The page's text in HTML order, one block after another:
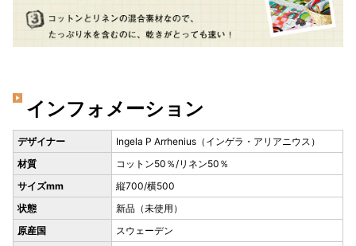
インフォメーション
デザイナー
Ingela P Arrhenius（インゲラ・アリアニウス）
材質
コットン50％/リネン50％
サイズmm
縦700/横500
状態
新品（未使用）
原産国
スウェーデン